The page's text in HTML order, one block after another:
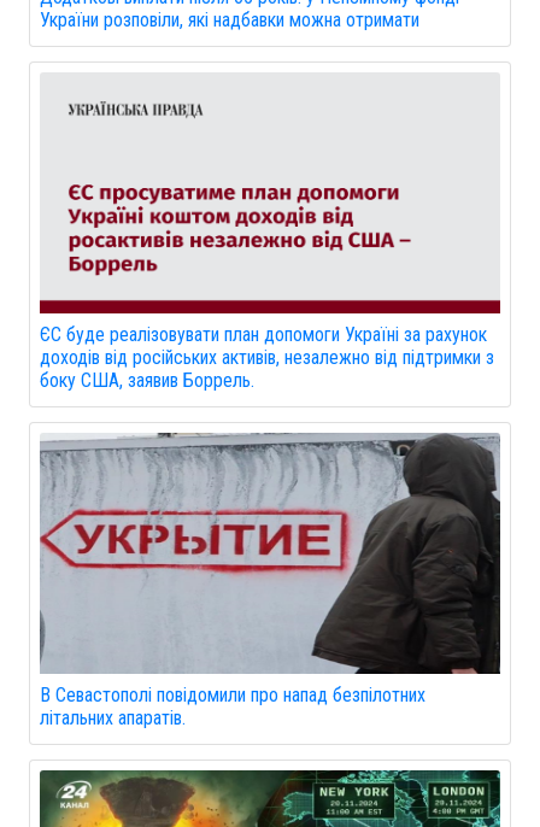
України розповіли, які надбавки можна отримати
ЄС буде реалізовувати план допомоги Україні за рахунок
доходів від російських активів, незалежно від підтримки з
боку США, заявив Боррель.
В Севастополі повідомили про напад безпілотних
літальних апаратів.